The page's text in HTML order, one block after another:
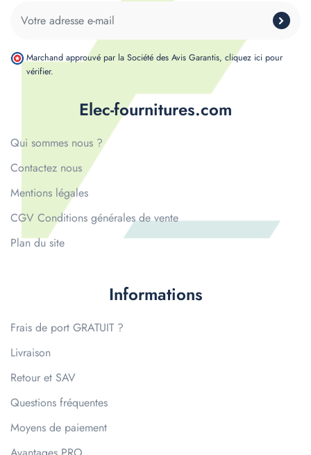
Elec-fournitures.com
Qui sommes nous ?
Contactez nous
Mentions légales
CGV Conditions générales de vente
Plan du site
Informations
Frais de port GRATUIT ?
Livraison
Retour et SAV
Questions fréquentes
Moyens de paiement
Marchand approuvé par la Société des Avis Garantis, cliquez ici pour
vérifier.